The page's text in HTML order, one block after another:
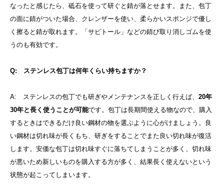
なったと感じたら、砥石を使って研ぐと錆が落とせます。また、包丁
の面に錆がついた場合、クレンザーを使い、柔らかいスポンジで優し
く擦ると錆が取れます。「サビトール」などの錆び取り消しゴムを使
うのも有効です。
Q: ステンレス包丁は何年くらい持ちますか？
A: ステンレスの包丁でも研ぎやメンテナンスを正しく行えば、 20年
30年と長く使うことが可能です。包丁は長期間使える物なので、購入
するときはできるだけ良い鋼材の物を選ぶように心がけましょう。良
い鋼材は切れ味が長くもち、研ぎをすることでまた良い切れ味が復活
します。安価な包丁は切れ味すぐに落ちてしまうことが多く、切れ味
が悪いため新しいものを購入する方が多く、結果長く使えないという
状態が起こってしまいます。